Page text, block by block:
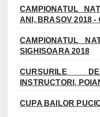
CAMPIONATUL
ANI, BRASOV 2018 -
CAMPIONATUL
SIGHISOARA 2018
CURSURILE
INSTRUCTORI,
CUPA BAILOR